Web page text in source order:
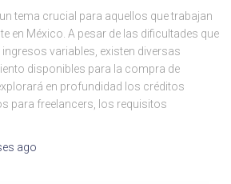
tema crucial para aquellos que trabajan
en México. A pesar de las dificultades que
variables, existen diversas
disponibles para la compra de
en profundidad los créditos
para freelancers, los requisitos
ago